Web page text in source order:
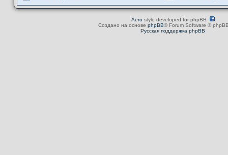
Aerostyle developed for phpBB
Создано на основе phpBB® Forum Software ©
Русская поддержка phpBB